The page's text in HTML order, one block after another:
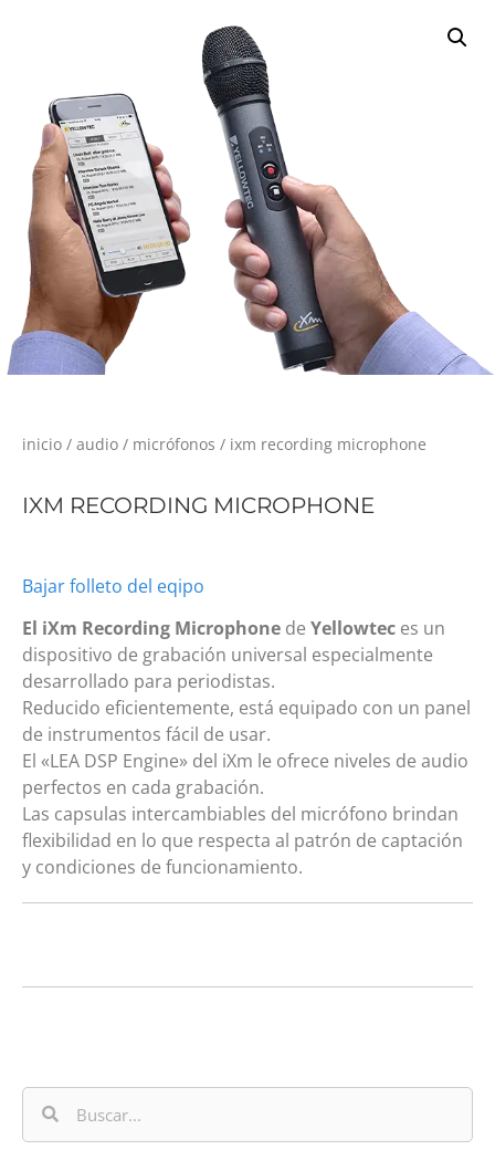
inicio / audio / micrófonos / ixm recording microphone
IXM RECORDING MICROPHONE
Bajar folleto del eqipo
El iXm Recording Microphone de Yellowtec es un
dispositivo de grabación universal especialmente
desarrollado para periodistas.
Reducido eficientemente, está equipado con un panel
de instrumentos fácil de usar.
El «LEA DSP Engine» del iXm le ofrece niveles de audio
perfectos en cada grabación.
Las capsulas intercambiables del micrófono brindan
flexibilidad en lo que respecta al patrón de captación
y condiciones de funcionamiento.